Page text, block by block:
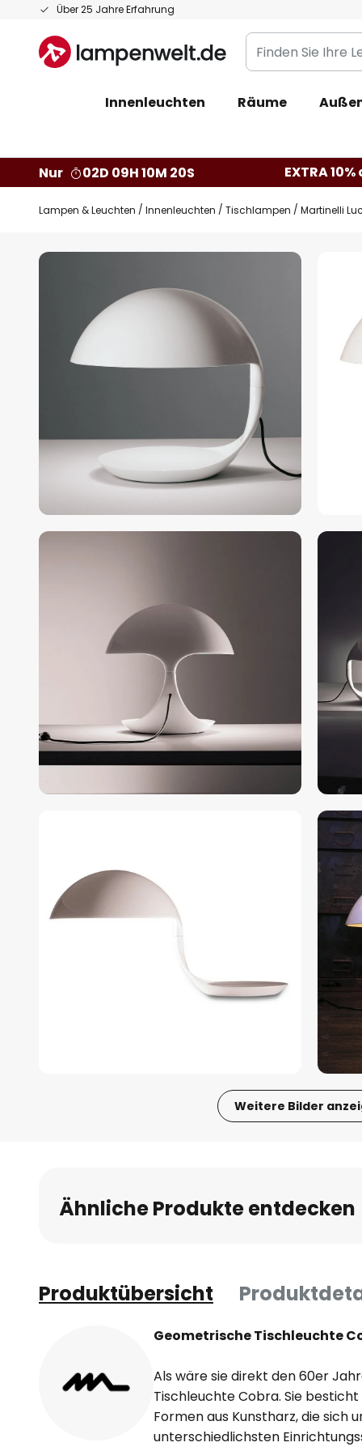
Über 25 Jahre Erfahrung
Zum
springen
Finden
Sie
Leuchte...
Innenleuchten Räume
Nur
02D 09H 10M 19S EXTRA
Lampen & Leuchten Innenleuchten Tischlampen Martinelli
Zum
Bildgalerie
springen
Weitere Bilder
Bildgalerie
springen
Ähnliche Produkte entdecken
Produktübersicht
Geometrische Tischleuchte
Als wäre sie direkt den 60er
Tischleuchte Cobra. Sie
Formen aus Kunstharz, die sich
unterschiedlichsten